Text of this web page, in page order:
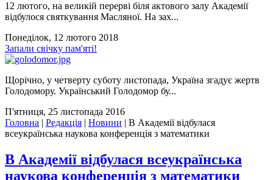
12 лютого, на великій перерві біля актового залу Академії
відбулося святкування Масляної. На зах...
Понеділок, 12 лютого 2018
Запали свічку пам'яті!
Щорічно, у четверту суботу листопада, Україна згадує жертв
Голодомору. Український Голодомор бу...
П'ятниця, 25 листопада 2016
Головна | Редакція | Новини | В Академії відбулася
всеукраїнська наукова конференція з математики
В Академії відбулася всеукраїнська
наукова конференція з математики